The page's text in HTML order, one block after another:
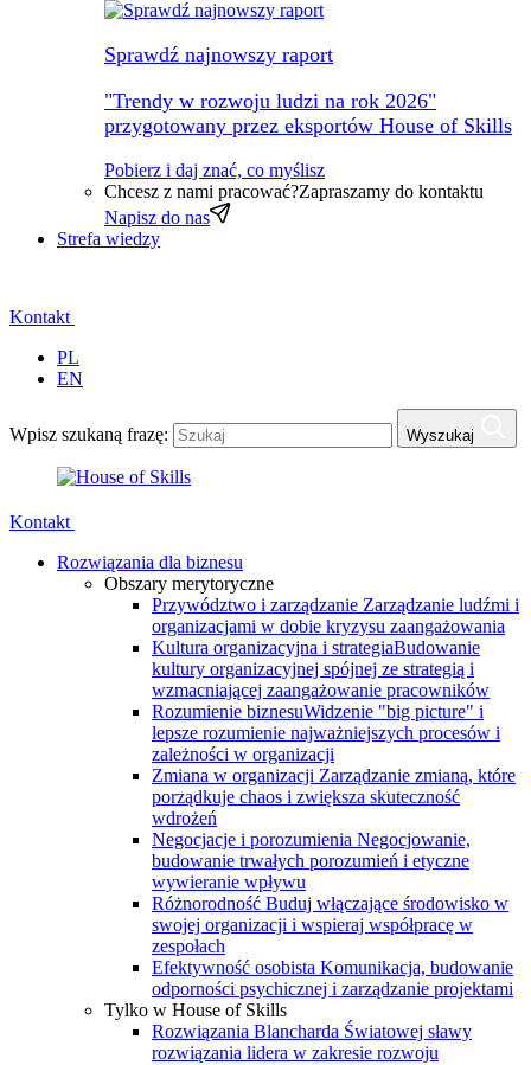
Sprawdź najnowszy raport
"Trendy w rozwoju ludzi na rok 2026"
przygotowany przez eksportów House of Skills
Pobierz i daj znać, co myślisz
Chcesz z nami pracować?Zapraszamy do kontaktu
Napisz do nas
Strefa wiedzy
Kontakt
PL
EN
Wpisz szukaną frazę: Wyszukaj
Kontakt
Rozwiązania dla biznesu
Obszary merytoryczne
Przywództwo i zarządzanie Zarządzanie ludźmi i
organizacjami w dobie kryzysu zaangażowania
Kultura organizacyjna i strategiaBudowanie
kultury organizacyjnej spójnej ze strategią i
wzmacniającej zaangażowanie pracowników
Rozumienie biznesuWidzenie "big picture" i
lepsze rozumienie najważniejszych procesów i
zależności w organizacji
Zmiana w organizacji Zarządzanie zmianą, które
porządkuje chaos i zwiększa skuteczność
wdrożeń
Negocjacje i porozumienia Negocjowanie,
budowanie trwałych porozumień i etyczne
wywieranie wpływu
Różnorodność Buduj włączające środowisko w
swojej organizacji i wspieraj współpracę w
zespołach
Efektywność osobista Komunikacja, budowanie
odporności psychicznej i zarządzanie projektami
Tylko w House of Skills
Rozwiązania Blancharda Światowej sławy
rozwiązania lidera w zakresie rozwoju